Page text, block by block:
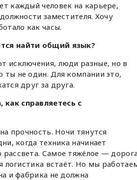
каждый человек на карьере,
заместителя. Хочу
как часы.
найти общий язык?
исключения, люди разные, но в
не один. Для компании это,
друг за друга.
справляетесь с
прочность. Ночи тянутся
когда техника начинает
Самое тяжёлое — дорога
логистика встаёт. Но мы
и фабрика не должна